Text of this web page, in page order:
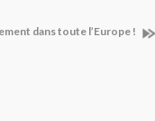
dans toute l’Europe !